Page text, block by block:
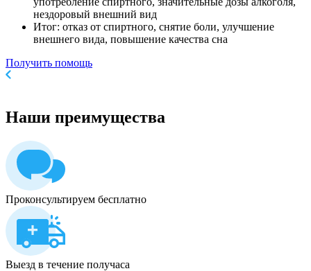
нездоровый внешний вид
Итог: отказ от спиртного, снятие боли, улучшение
внешнего вида, повышение качества сна
Получить помощь
Наши преимущества
Проконсультируем бесплатно
Выезд в течение получаса